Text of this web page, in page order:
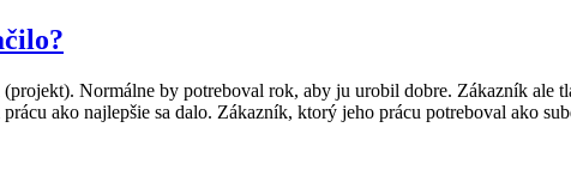
Normálne by potreboval rok, aby ju urobil dobre. Zákazník ale
ako najlepšie sa dalo. Zákazník, ktorý jeho prácu potreboval ako